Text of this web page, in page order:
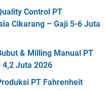
Control PT
Cikarang – Gaji 5-6 Juta
& Milling Manual PT
Juta 2026
PT Fahrenheit